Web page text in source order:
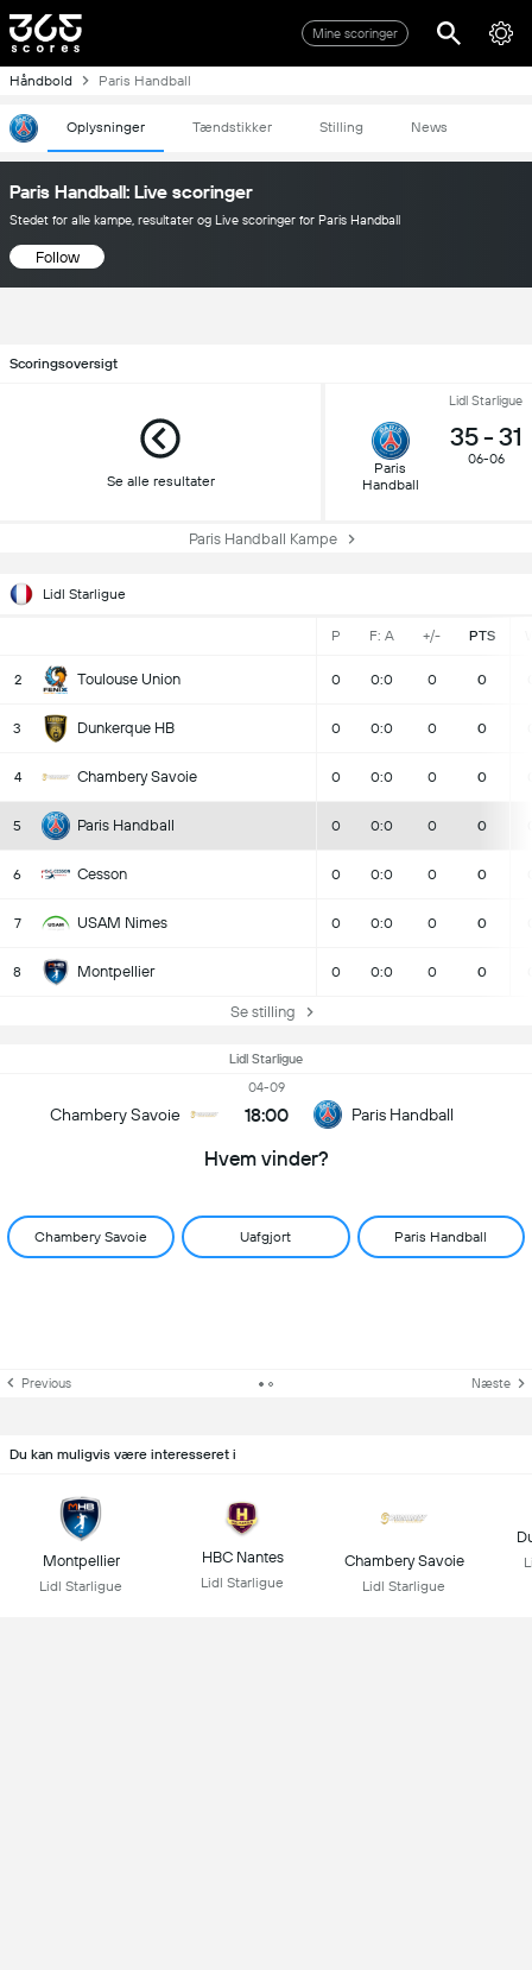
Mine scoringer
Håndbold Paris Handball
Oplysninger Tændstikker Stilling News
Paris Handball: Live scoringer
Stedet for alle kampe, resultater og Live scoringer for Paris Handball
Follow
Scoringsoversigt
Se alle resultater
Lidl Starligue
Paris
Handball
35- 31
06-06
Paris Handball Kampe
Lidl Starligue
P F: A +/- PTS
2 Toulouse Union 0 0:0 0 0
3 Dunkerque HB 0 0:0 0 0
4 Chambery Savoie 0 0:0 0 0
5 Paris Handball 0 0:0 0 0
6 Cesson 0 0:0 0 0
7 USAM Nimes 0 0:0 0 0
8 Montpellier 0 0:0 0 0
Se stilling
Lidl Starligue
Chambery Savoie
04-09
18:00 Paris Handball
Hvem vinder?
Chambery Savoie Uafgjort Paris Handball
Previous Næste
Du kan muligvis være interesseret i
Montpellier
Lidl Starligue
HBC Nantes
Lidl Starligue
Chambery Savoie
Lidl Starligue